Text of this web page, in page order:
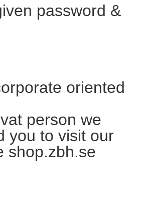
password &
oriented
person we
you to visit our
shop.zbh.se